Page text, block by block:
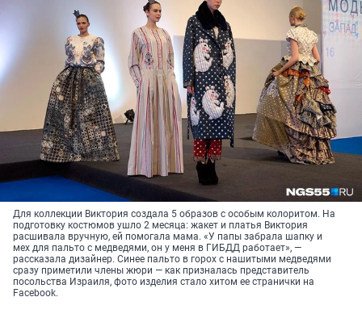
Для коллекции Виктория создала 5 образов с особым колоритом. На
подготовку костюмов ушло 2 месяца: жакет и платья Виктория
расшивала вручную, ей помогала мама. «У папы забрала шапку и
мех для пальто с медведями, он у меня в ГИБДД работает», —
рассказала дизайнер. Синее пальто в горох с нашитыми медведями
сразу приметили члены жюри — как призналась представитель
посольства Израиля, фото изделия стало хитом ее странички на
Facebook.